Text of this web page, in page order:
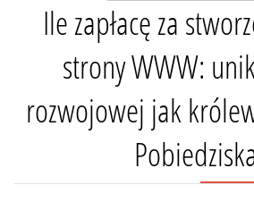
Ile zapłacę za
strony WWW:
rozwojowej jak